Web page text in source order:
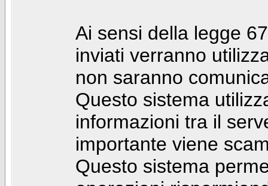
Ai sensi della legge
inviati verranno
non saranno
Questo sistema
informazioni tra il
importante viene
Questo sistema